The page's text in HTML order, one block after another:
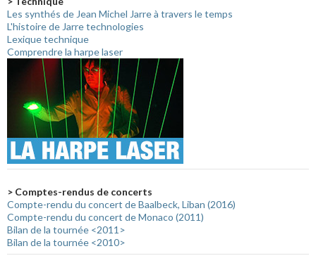
Les synthés de Jean Michel Jarre à travers le temps
L'histoire de Jarre technologies
Lexique technique
Comprendre la harpe laser
> Comptes-rendus de concerts
Compte-rendu du concert de Baalbeck, Liban (2016)
Compte-rendu du concert de Monaco (2011)
Bilan de la tournée <2011>
Bilan de la tournée <2010>